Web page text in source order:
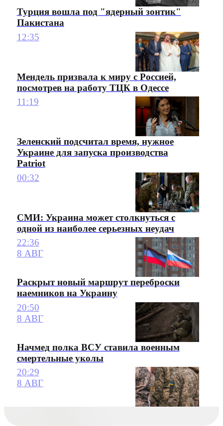
Турция вошла под "ядерный зонтик"
Пакистана
12:35
Мендель призвала к миру с Россией,
посмотрев на работу ТЦК в Одессе
11:19
Зеленский подсчитал время, нужное
Украине для запуска производства
Patriot
00:32
СМИ: Украина может столкнуться с
одной из наиболее серьезных неудач
22:36
8 АВГ
Раскрыт новый маршрут переброски
наемников на Украину
20:50
8 АВГ
Начмед полка ВСУ ставила военным
смертельные уколы
20:29
8 АВГ